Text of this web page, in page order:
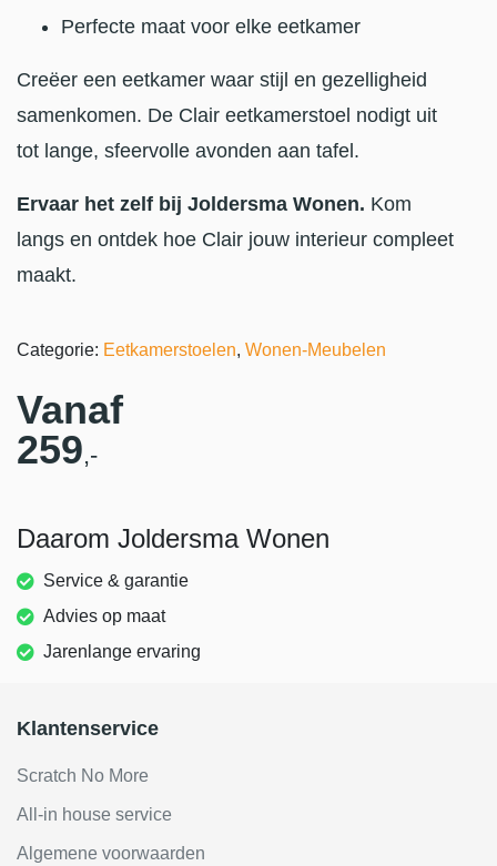
Perfecte maat voor elke eetkamer
Creëer een eetkamer waar stijl en gezelligheid
samenkomen. De Clair eetkamerstoel nodigt uit
tot lange, sfeervolle avonden aan tafel.
Ervaar het zelf bij Joldersma Wonen. Kom
langs en ontdek hoe Clair jouw interieur compleet
maakt.
Categorie: Eetkamerstoelen, Wonen-Meubelen
Vanaf
259,-
Daarom Joldersma Wonen
Service & garantie
Advies op maat
Jarenlange ervaring
Klantenservice
Scratch No More
All-in house service
Algemene voorwaarden